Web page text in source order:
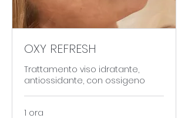
OXY REFRESH
Trattamento viso idratante,
antiossidante, con ossigeno
1 ora